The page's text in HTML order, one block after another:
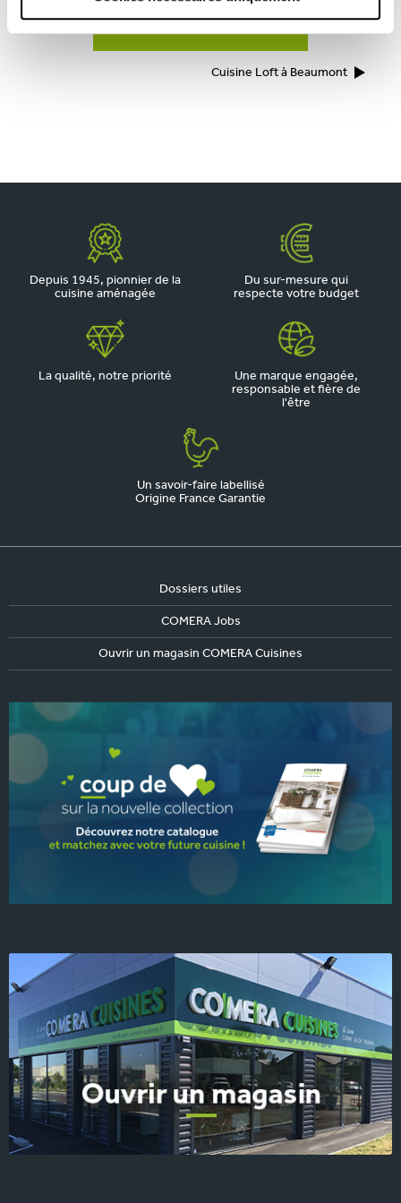
TOUTES NOS RÉALISATIONS
Cuisine Loft à Beaumont
Depuis 1945, pionnier de la
cuisine aménagée
Du sur-mesure qui
respecte votre budget
La qualité, notre priorité
Une marque engagée,
responsable et fière de
l'être
Un savoir-faire labellisé
Origine France Garantie
Dossiers utiles
COMERA Jobs
Ouvrir un magasin COMERA Cuisines